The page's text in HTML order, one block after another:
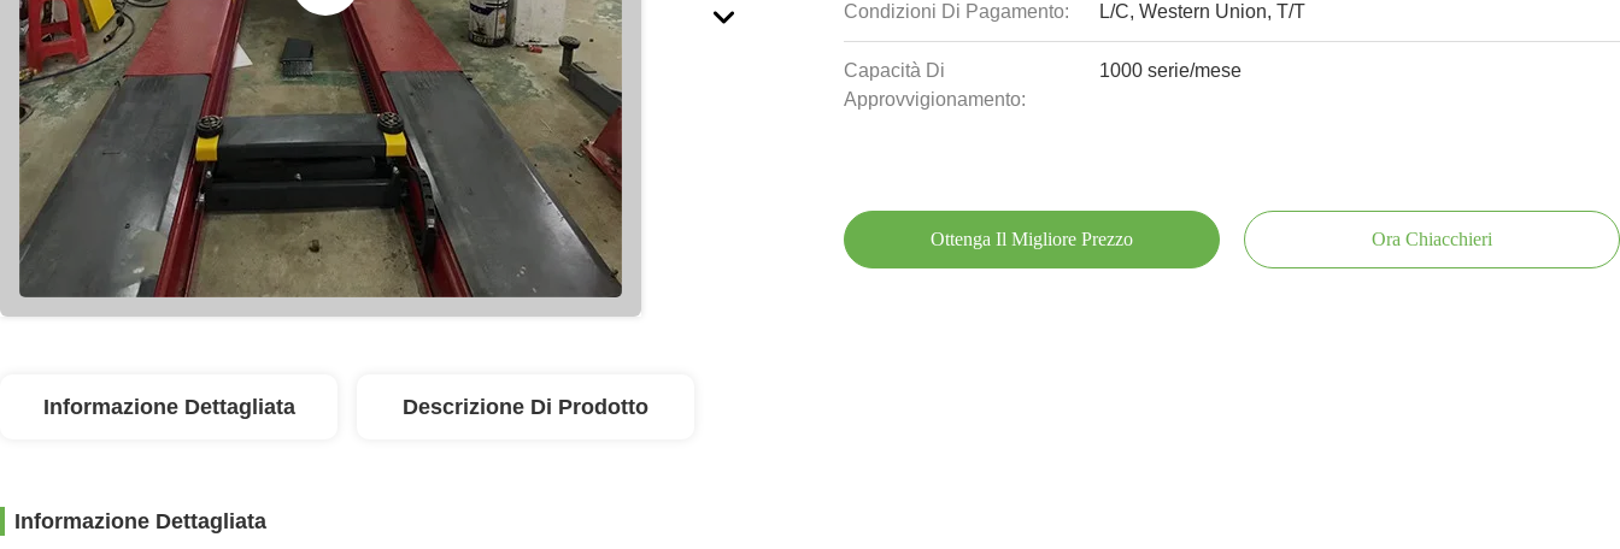
Condizioni Di Pagamento: L/C, Western Union, T/T
Capacità Di
Approvvigionamento:
1000 serie/mese
Ottenga Il Migliore Prezzo Ora Chiacchieri
Informazione Dettagliata Descrizione Di Prodotto
Informazione Dettagliata